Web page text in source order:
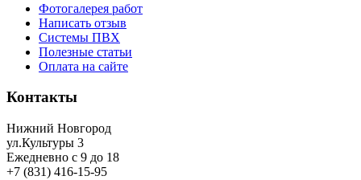
Фотогалерея работ
Написать отзыв
Системы ПВХ
Полезные статьи
Оплата на сайте
Контакты
Нижний Новгород
ул.Культуры 3
Ежедневно с 9 до 18
+7 (831) 416-15-95